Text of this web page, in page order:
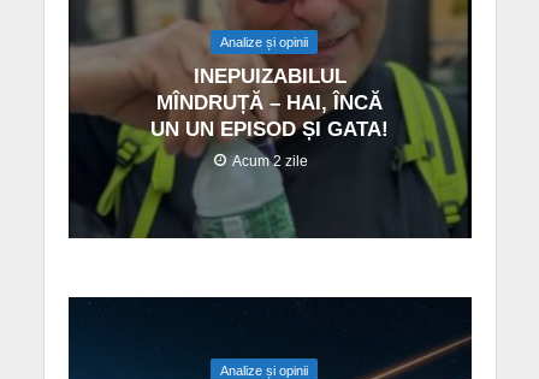
Analize și opinii
INEPUIZABILUL
MÎNDRUȚĂ – HAI, ÎNCĂ
UN UN EPISOD ȘI GATA!
Acum 2 zile
Analize și opinii